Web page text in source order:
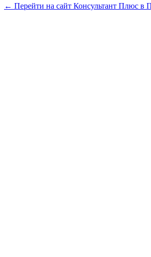
← Перейти на сайт Консультант Плюс в